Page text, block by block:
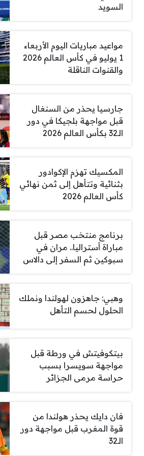
السويد
مواعيد مباريات اليوم الأربعاء
1 يوليو في كأس العالم 2026
والقنوات الناقلة
جارسيا يحذر من السنغال
قبل مواجهة بلجيكا في دور
الـ32 بكأس العالم 2026
المكسيك تهزم الإكوادور
بثنائية وتتأهل إلى ثمن نهائي
كأس العالم 2026
برنامج منتخب مصر قبل
مباراة أستراليا.. مران في
سبوكين ثم السفر إلى دالاس
وهبي: جاهزون لهولندا ونملك
الحلول لحسم التأهل
بيتكوفيتش في ورطة قبل
مواجهة سويسرا بسبب
حراسة مرمى الجزائر
فان دايك يحذر هولندا من
قوة المغرب قبل مواجهة دور
الـ32